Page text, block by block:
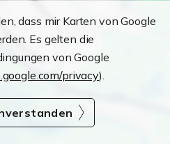
dass mir Karten von Google
Es gelten die
von Google
privacy).